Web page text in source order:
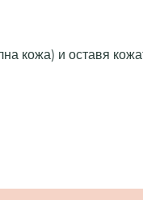
кожа) и оставя